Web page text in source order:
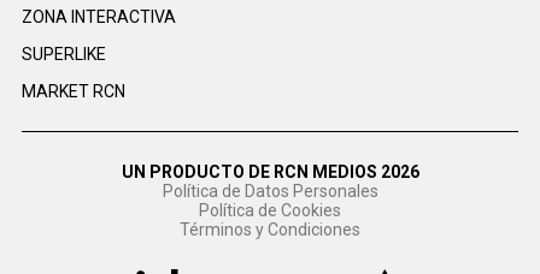
ZONA INTERACTIVA
SUPERLIKE
MARKET RCN
UN PRODUCTO DE RCN MEDIOS 2026
Política de Datos Personales
Política de Cookies
Términos y Condiciones